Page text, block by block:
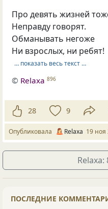
Про девять жизней
Неправду говорят.
Обманывать негоже
Ни взрослых, ни ребят!
… показать весь текст …
© Relaxa 896
28 9
Опубликовала Relaxa 19 ноя
Relaxa:
ПОСЛЕДНИЕ